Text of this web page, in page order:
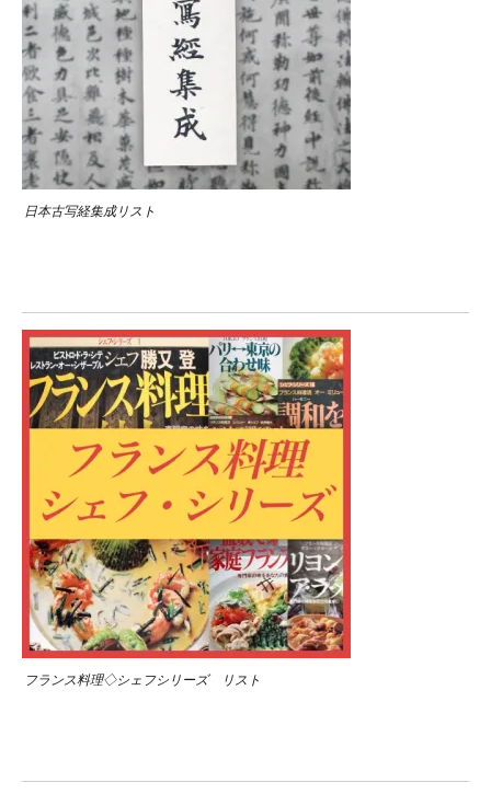
日本古写経集成リスト
フランス料理◇シェフシリーズ リスト